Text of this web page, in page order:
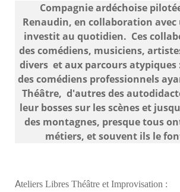
Compagnie ardéchoise
Renaudin, en collaboration
investit au quotidien. Ces
des comédiens, musiciens,
divers et aux parcours atypiques
des comédiens professionnels
Théâtre, d'autres des
leur bosses sur les scènes et
des montagnes, presque tous
métiers, et souvent ils le
Ateliers Libres Théâtre et Improvisation :